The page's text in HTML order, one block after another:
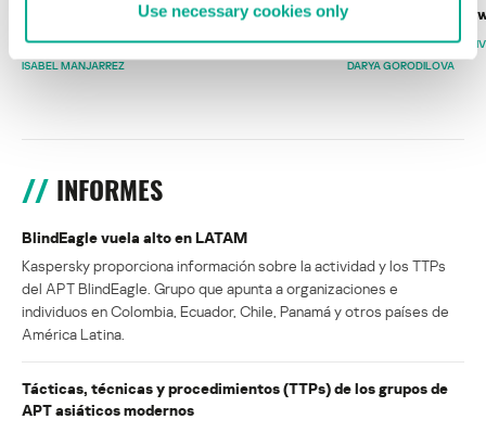
Use necessary cookies only
Wardriving en México: preparativos para
la Copa Mundial de Fútbol 2026
ISABEL MANJARREZ
Estado del
FABIO ASSOLINI MARC
DARYA GORODILOVA
INFORMES
BlindEagle vuela alto en LATAM
Kaspersky proporciona información sobre la actividad y los TTPs
del APT BlindEagle. Grupo que apunta a organizaciones e
individuos en Colombia, Ecuador, Chile, Panamá y otros países de
América Latina.
Tácticas, técnicas y procedimientos (TTPs) de los grupos de
APT asiáticos modernos